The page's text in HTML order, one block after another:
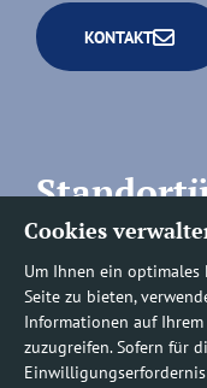
Cookies
Um Ihnen ein optimales
Seite zu bieten,
Informationen auf
zuzugreifen. Sofern für
KONTAKT